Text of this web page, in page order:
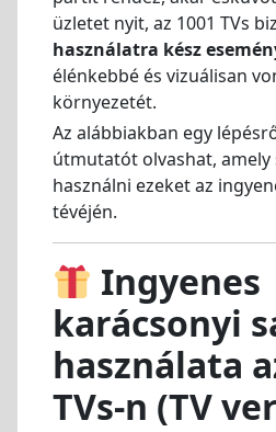
üzletet nyit, az 1001 TVs
használatra kész
élénkebbé és vizuálisan
környezetét.
Az alábbiakban egy
útmutatót olvashat, amely
használni ezeket az
tévéjén.
Ingyenes
karácsonyi
használata
TVs-n (TV